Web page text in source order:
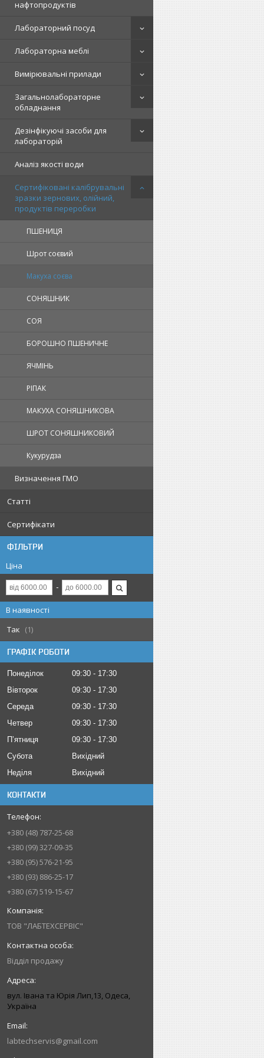
нафтопродуктів
Лабораторний посуд
Лабораторна меблі
Вимірювальні прилади
Загальнолабораторне
обладнання
Дезінфікуючі засоби для
лабораторій
Аналіз якості води
Сертифіковані калібрувальні
зразки зернових, олійний,
продуктів переробки
ПШЕНИЦЯ
Шрот соєвий
Макуха соєва
СОНЯШНИК
СОЯ
БОРОШНО ПШЕНИЧНЕ
ЯЧМІНЬ
РІПАК
МАКУХА СОНЯШНИКОВА
ШРОТ СОНЯШНИКОВИЙ
Кукурудза
Визначення ГМО
Статті
Сертифікати
ФІЛЬТРИ
Ціна
В наявності
Так
1
ГРАФІК РОБОТИ
Понеділок 09:30
17:30
Вівторок
09:30
17:30
Середа
09:30
17:30
Четвер
09:30
17:30
Пʼятниця
09:30
17:30
Субота
Вихідний
Неділя
Вихідний
КОНТАКТИ
+380 (48) 787-25-68
+380 (99) 327-09-35
+380 (95) 576-21-95
+380 (93) 886-25-17
+380 (67) 519-15-67
ТОВ "ЛАБТЕХСЕРВІС"
Відділ продажу
вул. Івана та Юрія Лип,13, Одеса,
Україна
labtechservis@gmail.com